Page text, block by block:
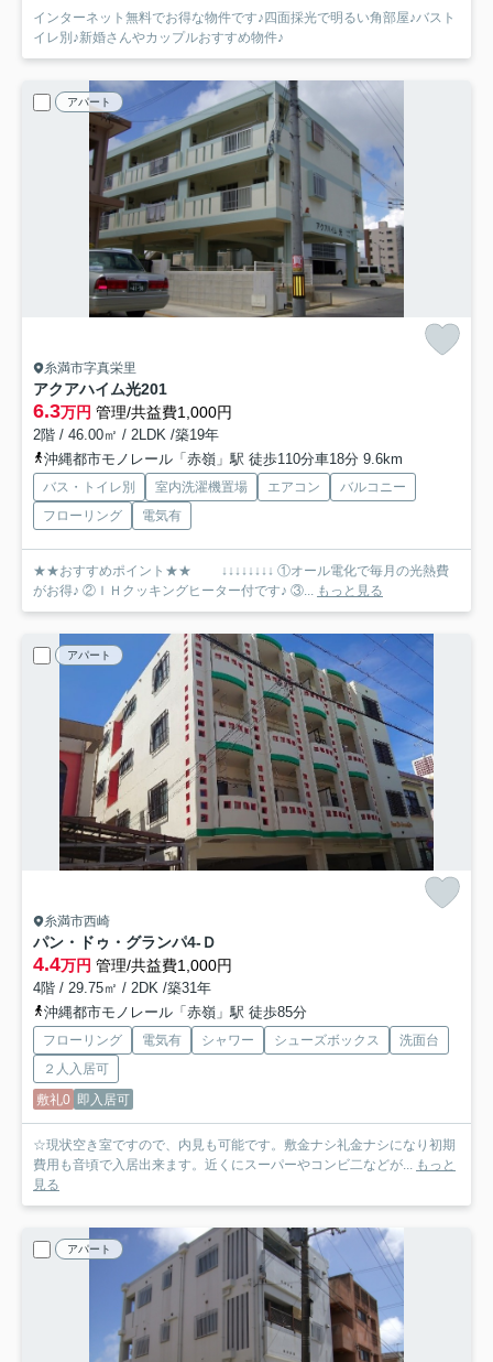
インターネット無料でお得な物件です♪四面採光で明るい角部屋♪バスト
イレ別♪新婚さんやカップルおすすめ物件♪
アパート
糸満市字真栄里
アクアハイム光201
6.3万円 管理/共益費1,000円
2階 / 46.00㎡ / 2LDK /築19年
沖縄都市モノレール「赤嶺」駅 徒歩110分車18分 9.6km
バス・トイレ別 室内洗濯機置場 エアコン
バルコニー
フローリング
電気有
★★おすすめポイント★★ ↓↓↓↓↓↓↓↓ ①オール電化で毎月の光熱費
がお得♪ ②ＩＨクッキングヒーター付です♪ ③... もっと見る
アパート
糸満市西崎
パン・ドゥ・グランパ4-Ｄ
4.4万円 管理/共益費1,000円
4階 / 29.75㎡ / 2DK /築31年
沖縄都市モノレール「赤嶺」駅 徒歩85分
フローリング 電気有 シャワー シューズボックス
洗面台
２人入居可
敷礼0 即入居可
☆現状空き室ですので、内見も可能です。敷金ナシ礼金ナシになり初期
費用も音頃で入居出来ます。近くにスーパーやコンビ二などが... もっと
見る
アパート